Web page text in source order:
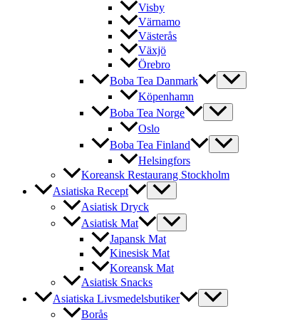
Visby
Värnamo
Västerås
Växjö
Örebro
Boba Tea Danmark
Köpenhamn
Boba Tea Norge
Oslo
Boba Tea Finland
Helsingfors
Koreansk Restaurang Stockholm
Asiatiska Recept
Asiatisk Dryck
Asiatisk Mat
Japansk Mat
Kinesisk Mat
Koreansk Mat
Asiatisk Snacks
Asiatiska Livsmedelsbutiker
Borås